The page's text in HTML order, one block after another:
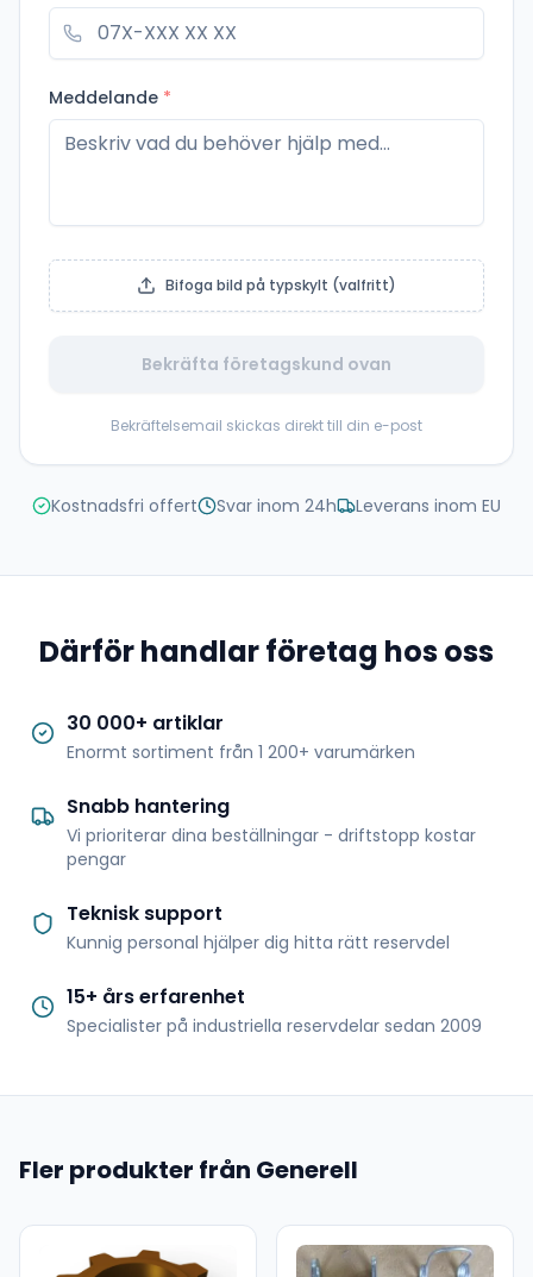
Meddelande *
Bifoga bild på typskylt (valfritt)
Bekräfta företagskund ovan
Bekräftelsemail skickas direkt till din e-post
Kostnadsfri offert Svar inom 24h Leverans inom EU
Därför handlar företag hos oss
30 000+ artiklar
Enormt sortiment från 1 200+ varumärken
Snabb hantering
Vi prioriterar dina beställningar - driftstopp kostar
pengar
Teknisk support
Kunnig personal hjälper dig hitta rätt reservdel
15+ års erfarenhet
Specialister på industriella reservdelar sedan 2009
Fler produkter från Generell